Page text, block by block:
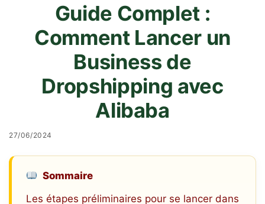
Guide Complet :
Comment Lancer un
Business de
Dropshipping avec
Alibaba
27/06/2024
Sommaire
Les étapes préliminaires pour se lancer dans